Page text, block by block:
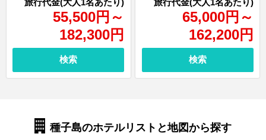
55,500円 ～
182,300円
検索
65,000円 ～
162,200円
検索
種子島のホテルリストと地図から探す